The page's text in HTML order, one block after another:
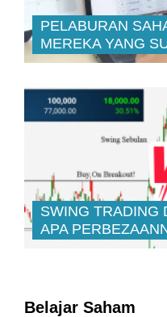
PELABURAN
MEREKA YANG
SWING TRADING
APA
Belajar Saham